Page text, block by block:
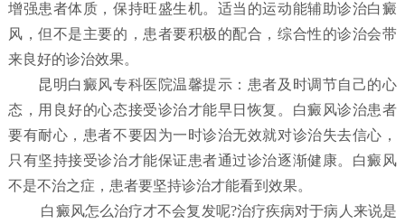
增强患者体质，保持旺盛生机。适当的运动能辅助诊治白癜
风，但不是主要的，患者要积极的配合，综合性的诊治会带
来良好的诊治效果。
昆明白癜风专科医院温馨提示：患者及时调节自己的心
态，用良好的心态接受诊治才能早日恢复。白癜风诊治患者
要有耐心，患者不要因为一时诊治无效就对诊治失去信心，
只有坚持接受诊治才能保证患者通过诊治逐渐健康。白癜风
不是不治之症，患者要坚持诊治才能看到效果。
白癜风怎么治疗才不会复发呢?治疗疾病对于病人来说是